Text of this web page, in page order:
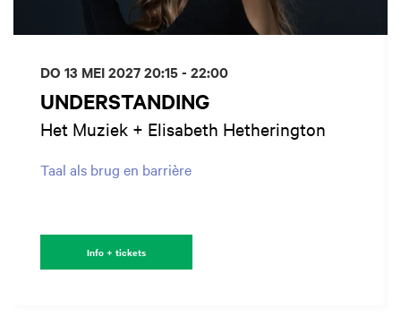
UNDERSTANDING
Het Muziek + Elisabeth Hetherington
Taal als brug en barrière
DO 13 MEI 202720:15 - 22:00
Info + tickets